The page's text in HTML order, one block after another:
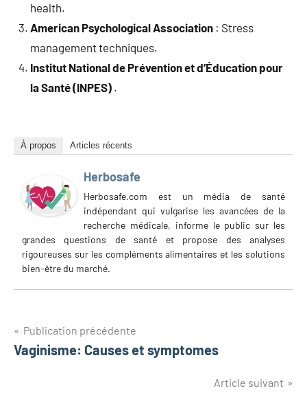
health.
American Psychological Association : Stress
management techniques.
Institut National de Prévention et d’Éducation pour
la Santé (INPES) .
À propos Articles récents
Herbosafe
Herbosafe.com est un média de santé
indépendant qui vulgarise les avancées de la
recherche médicale, informe le public sur les
grandes questions de santé et propose des analyses
rigoureuses sur les compléments alimentaires et les solutions
bien-être du marché.
Navigation
de
Publication précédente
Vaginisme: Causes et symptomes
Article suivant